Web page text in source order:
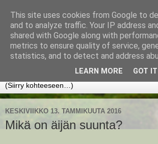
www.jyrkikokko.fi
Uusi Suunta - Jokainen hetki tarjoaa
KESKIVIIKKO 13. TAMMIKUUTA 2016
Mikä on äijän suunta?
This site uses cookies from Google to
and to analyze traffic. Your IP address
shared with Google along with
metrics to ensure quality of service,
statistics, and to detect and address
LEARN MORE GOT IT